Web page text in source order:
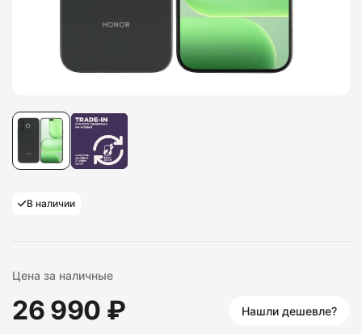
В наличии
Цена за наличные
26 990 ₽ Нашли дешевле?